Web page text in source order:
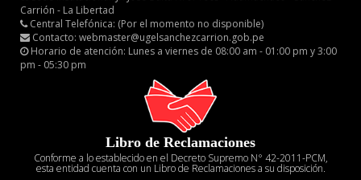
Carrión - La Libertad
Central Telefónica: (Por el momento no disponible)
Contacto: webmaster@ugelsanchezcarrion.gob.pe
Horario de atención: Lunes a viernes de 08:00 am - 01:00 pm y 3:00
pm - 05:30 pm
Libro de Reclamaciones
Conforme a lo establecido en el Decreto Supremo N° 42-2011-PCM,
esta entidad cuenta con un Libro de Reclamaciones a su disposición.